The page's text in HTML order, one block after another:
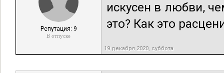
Репутация: 9
В отпуске
искусен в любви,
это? Как это
19 декабря 2020, суббота